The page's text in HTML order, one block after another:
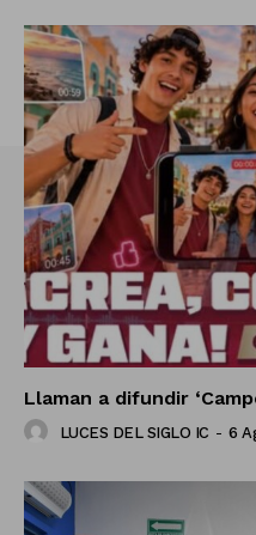
Llaman a difundir
LUCES DEL SIGLO IC - 6